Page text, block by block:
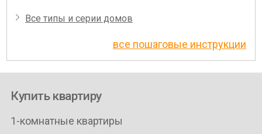
Все типы и серии домов
все пошаговые инструкции
Купить квартиру
1-комнатные квартиры